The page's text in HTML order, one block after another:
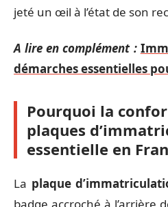
jeté un œil à l’état de son
A lire en complément :
démarches essentielles
Pourquoi la
plaques
essentielle en
La plaque